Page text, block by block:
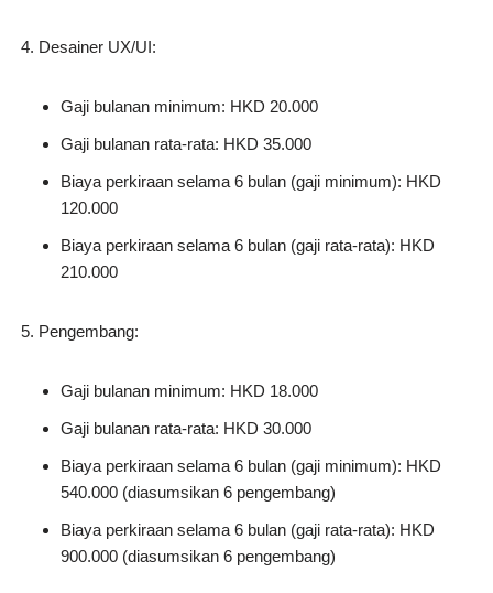
Desainer UX/UI:
Gaji bulanan minimum: HKD 20.000
Gaji bulanan rata-rata: HKD 35.000
Biaya perkiraan selama 6 bulan (gaji minimum): HKD
120.000
Biaya perkiraan selama 6 bulan (gaji rata-rata): HKD
210.000
Pengembang:
Gaji bulanan minimum: HKD 18.000
Gaji bulanan rata-rata: HKD 30.000
Biaya perkiraan selama 6 bulan (gaji minimum): HKD
540.000 (diasumsikan 6 pengembang)
Biaya perkiraan selama 6 bulan (gaji rata-rata): HKD
900.000 (diasumsikan 6 pengembang)